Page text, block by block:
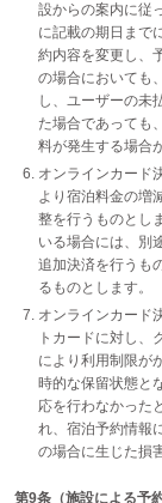
設からの案内に従
に記載の期日まで
約内容を変更し、
の場合においても
し、ユーザーの未
た場合であっても
料が発生する場合
オンラインカード
より宿泊料金の増
整を行うものとし
いる場合には、別
追加決済を行うも
るものとします。
オンラインカード
トカードに対し、
により利用制限が
時的な保留状態と
応を行わなかった
れ、宿泊予約情報
の場合に生じた損
第9条（施設による予